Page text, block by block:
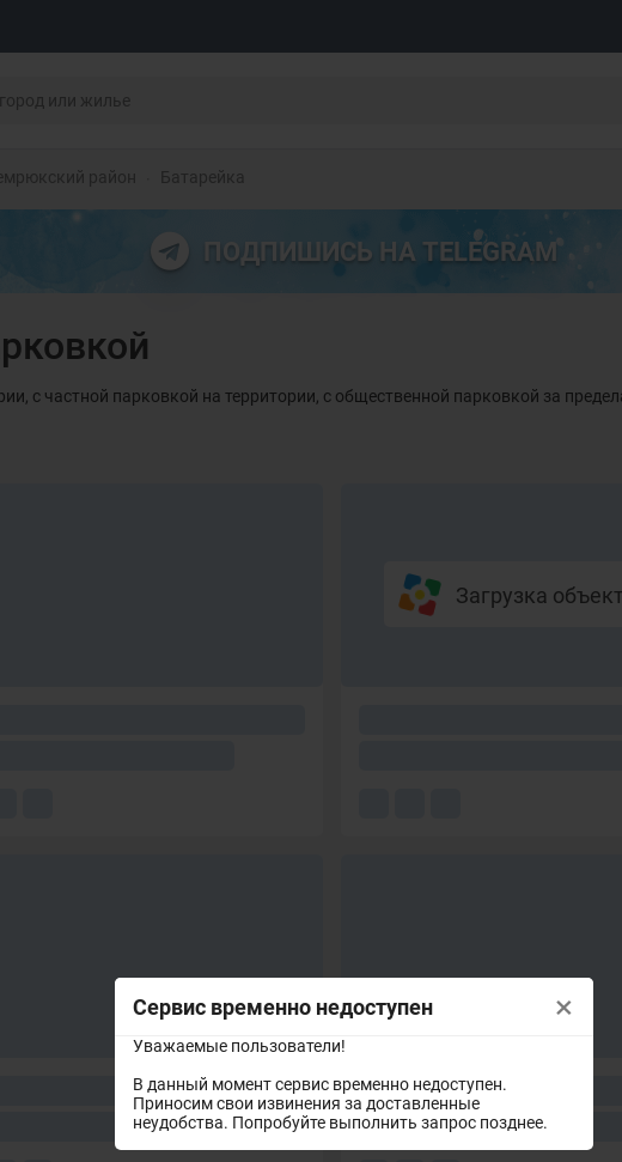
Сервис временно недоступен
Уважаемые пользователи!
В данный момент сервис временно недоступен.
Приносим свои извинения за доставленные
неудобства. Попробуйте выполнить запрос позднее.
×
район Батарейка
ПОДПИШИСЬ НА TELEGRAM
с частной парковкой на территории, с общественной парковкой за
Загрузка